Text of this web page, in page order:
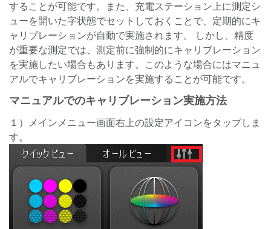
することが可能です。また、充電ステーション上に測定シ
ューを開いた字状態でセットしておくことで、定期的にキ
ャリブレーションが自動で実施されます。 しかし、精度
が重要な測定では、測定前に強制的にキャリブレーション
を実施したい場合もあります。このような場合にはマニュ
アルでキャリブレーションを実施することが可能です。
マニュアルでのキャリブレーション実施方法
１）メインメニュー画面右上の設定アイコンをタップしま
す。